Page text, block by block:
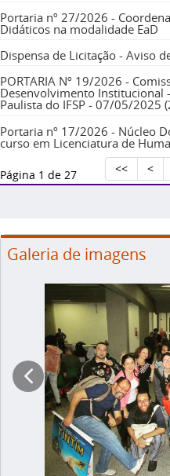
Portaria nº 27/2026 -
Didáticos na modalidade EaD
Dispensa de Licitação - Aviso
PORTARIA Nº 19/2026 -
Desenvolvimento Institucional
Paulista do IFSP - 07/05/2025
Portaria nº 17/2026 - Núcleo
curso em Licenciatura de
Página 1 de 27 << <
Galeria de imagens